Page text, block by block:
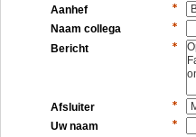
Aanhef
Naam collega
Bericht
Afsluiter
Uw naam